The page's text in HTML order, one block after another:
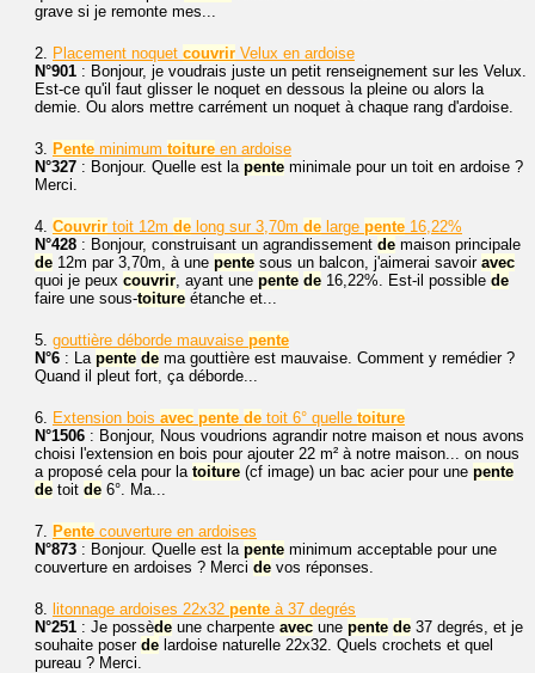
grave si je remonte mes...
2. Placement noquet couvrir Velux en ardoise
N°901 : Bonjour, je voudrais juste un petit renseignement sur les Velux.
Est-ce qu'il faut glisser le noquet en dessous la pleine ou alors la
demie. Ou alors mettre carrément un noquet à chaque rang d'ardoise.
3. Pente minimum toiture en ardoise
N°327 : Bonjour. Quelle est la pente minimale pour un toit en ardoise ?
Merci.
4. Couvrir toit 12m de long sur 3,70m de large pente 16,22%
N°428 : Bonjour, construisant un agrandissement de maison principale
de 12m par 3,70m, à une pente sous un balcon, j'aimerai savoir avec
quoi je peux couvrir, ayant une pente de 16,22%. Est-il possible de
faire une sous-toiture étanche et...
5. gouttière déborde mauvaise pente
N°6 : La pente de ma gouttière est mauvaise. Comment y remédier ?
Quand il pleut fort, ça déborde...
6. Extension bois avec pente de toit 6° quelle toiture
N°1506 : Bonjour, Nous voudrions agrandir notre maison et nous avons
choisi l'extension en bois pour ajouter 22 m² à notre maison... on nous
a proposé cela pour la toiture (cf image) un bac acier pour une pente
de toit de 6°. Ma...
7. Pente couverture en ardoises
N°873 : Bonjour. Quelle est la pente minimum acceptable pour une
couverture en ardoises ? Merci de vos réponses.
8. litonnage ardoises 22x32 pente à 37 degrés
N°251 : Je possède une charpente avec une pente de 37 degrés, et je
souhaite poser de lardoise naturelle 22x32. Quels crochets et quel
pureau ? Merci.